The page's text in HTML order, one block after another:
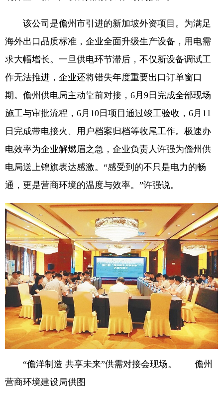
该公司是儋州市引进的新加坡外资项目。为满足
海外出口品质标准，企业全面升级生产设备，用电需
求大幅增长。一旦供电环节滞后，不仅新设备调试工
作无法推进，企业还将错失年度重要出口订单窗口
期。儋州供电局主动靠前对接，6月9日完成全部现场
施工与审批流程，6月10日项目通过竣工验收，6月11
日完成带电接火、用户档案归档等收尾工作。极速办
电效率为企业解燃眉之急，企业负责人许强为儋州供
电局送上锦旗表达感激。“感受到的不只是电力的畅
通，更是营商环境的温度与效率。”许强说。
“儋洋制造 共享未来”供需对接会现场。 儋州
营商环境建设局供图